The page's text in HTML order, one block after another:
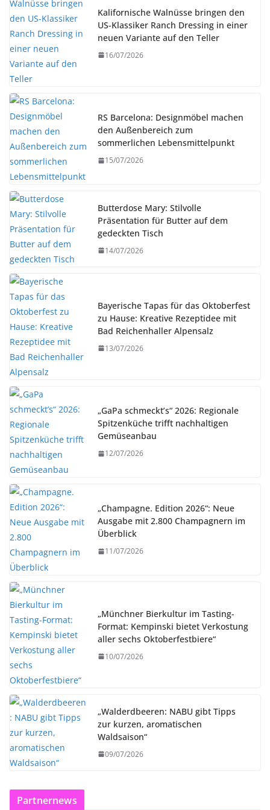
Kalifornische Walnüsse bringen den
US-Klassiker Ranch Dressing in einer
neuen Variante auf den Teller
16/07/2026
RS Barcelona: Designmöbel machen
den Außenbereich zum
sommerlichen Lebensmittelpunkt
15/07/2026
Butterdose Mary: Stilvolle
Präsentation für Butter auf dem
gedeckten Tisch
14/07/2026
Bayerische Tapas für das Oktoberfest
zu Hause: Kreative Rezeptidee mit
Bad Reichenhaller Alpensalz
13/07/2026
„GaPa schmeckt’s“ 2026: Regionale
Spitzenküche trifft nachhaltigen
Gemüseanbau
12/07/2026
„Champagne. Edition 2026“: Neue
Ausgabe mit 2.800 Champagnern im
Überblick
11/07/2026
„Münchner Bierkultur im Tasting-
Format: Kempinski bietet Verkostung
aller sechs Oktoberfestbiere“
10/07/2026
„Walderdbeeren: NABU gibt Tipps
zur kurzen, aromatischen
Waldsaison“
09/07/2026
Partnernews